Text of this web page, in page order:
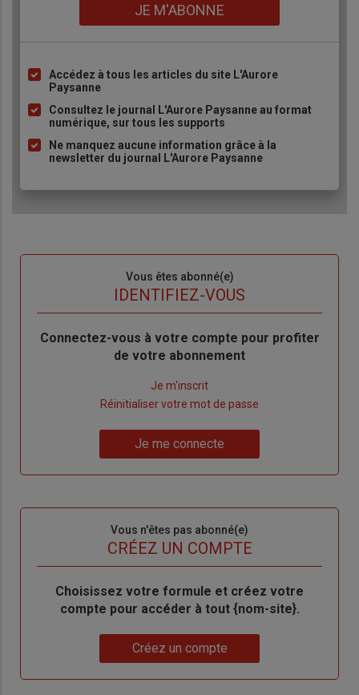
JE M'ABONNE
Liste
puce
Accédez à tous les articles du site L'Aurore
Paysanne
Consultez le journal L'Aurore Paysanne au format
numérique, sur tous les supports
Ne manquez aucune information grâce à la
newsletter du journal L'Aurore Paysanne
Vous êtes abonné(e)
IDENTIFIEZ-VOUS
Body
Connectez-vous à votre compte pour profiter
de votre abonnement
Je m'inscrit
de
Réinitialiser votre mot de passe
me
Je me connecte
Vous n'êtes pas abonné(e)
CRÉEZ UN COMPTE
BodyChoisissez votre formule et créez votre
compte pour accéder à tout {nom-site}.
Créez un compte